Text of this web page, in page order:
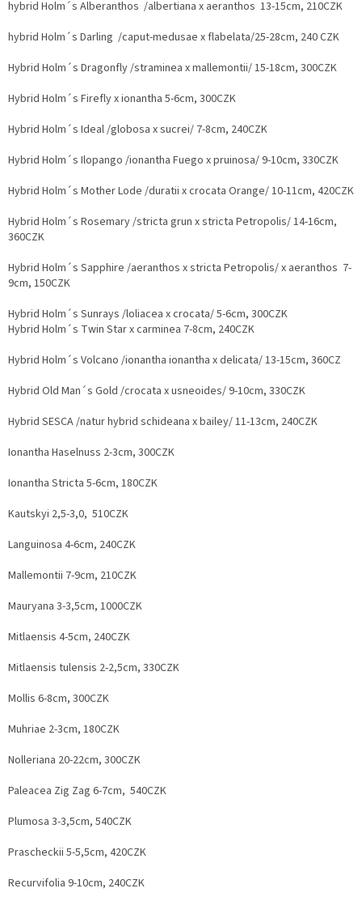
hybrid Holm´s Alberanthos /albertiana x aeranthos 13-15cm, 210CZK
hybrid Holm´s Darling /caput-medusae x flabelata/25-28cm, 240 CZK
Hybrid Holm´s Dragonfly /straminea x mallemontii/ 15-18cm, 300CZK
Hybrid Holm´s Firefly x ionantha 5-6cm, 300CZK
Hybrid Holm´s Ideal /globosa x sucrei/ 7-8cm, 240CZK
Hybrid Holm´s Ilopango /ionantha Fuego x pruinosa/ 9-10cm, 330CZK
Hybrid Holm´s Mother Lode /duratii x crocata Orange/ 10-11cm, 420CZK
Hybrid Holm´s Rosemary /stricta grun x stricta Petropolis/ 14-16cm,
360CZK
Hybrid Holm´s Sapphire /aeranthos x stricta Petropolis/ x aeranthos 7-
9cm, 150CZK
Hybrid Holm´s Sunrays /loliacea x crocata/ 5-6cm, 300CZK
Hybrid Holm´s Twin Star x carminea 7-8cm, 240CZK
Hybrid Holm´s Volcano /ionantha ionantha x delicata/ 13-15cm, 360CZ
Hybrid Old Man´s Gold /crocata x usneoides/ 9-10cm, 330CZK
Hybrid SESCA /natur hybrid schideana x bailey/ 11-13cm, 240CZK
Ionantha Haselnuss 2-3cm, 300CZK
Ionantha Stricta 5-6cm, 180CZK
Kautskyi 2,5-3,0, 510CZK
Languinosa 4-6cm, 240CZK
Mallemontii 7-9cm, 210CZK
Mauryana 3-3,5cm, 1000CZK
Mitlaensis 4-5cm, 240CZK
Mitlaensis tulensis 2-2,5cm, 330CZK
Mollis 6-8cm, 300CZK
Muhriae 2-3cm, 180CZK
Nolleriana 20-22cm, 300CZK
Paleacea Zig Zag 6-7cm, 540CZK
Plumosa 3-3,5cm, 540CZK
Prascheckii 5-5,5cm, 420CZK
Recurvifolia 9-10cm, 240CZK